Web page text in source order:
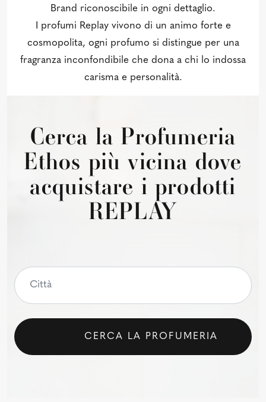
Brand riconoscibile in ogni dettaglio.
I profumi Replay vivono di un animo forte e
cosmopolita, ogni profumo si distingue per una
fragranza inconfondibile che dona a chi lo indossa
carisma e personalità.
Cerca la Profumeria
Ethos più vicina dove
acquistare i prodotti
REPLAY
CERCA LA PROFUMERIA